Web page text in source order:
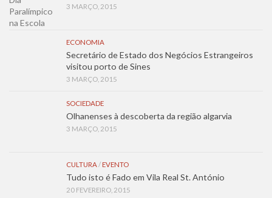
3 MARÇO, 2015
ECONOMIA
Secretário de Estado dos Negócios Estrangeiros
visitou porto de Sines
3 MARÇO, 2015
SOCIEDADE
Olhanenses à descoberta da região algarvia
3 MARÇO, 2015
CULTURA/ EVENTO
Tudo isto é Fado em Vila Real St. António
20 FEVEREIRO, 2015